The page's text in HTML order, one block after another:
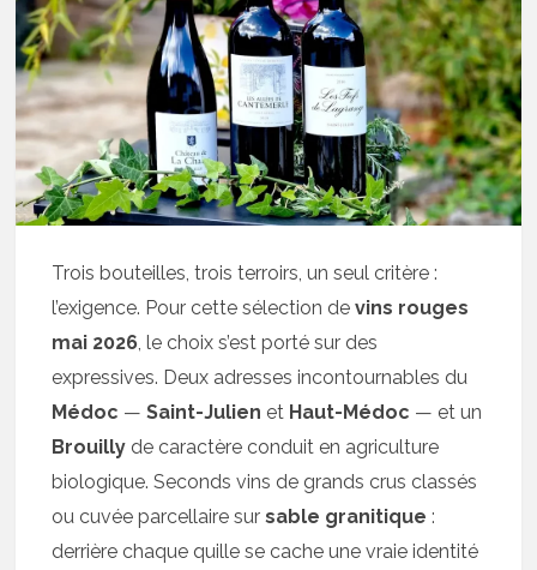
Trois bouteilles, trois terroirs, un seul critère :
l’exigence. Pour cette sélection devins rouges
mai 2026, le choix s’est porté sur des
expressives. Deux adresses incontournables du
Médoc —Saint-Julien et Haut-Médoc — et un
Brouilly de caractère conduit en agriculture
biologique. Seconds vins de grands crus classés
ou cuvée parcellaire sursable granitique :
derrière chaque quille se cache une vraie identité